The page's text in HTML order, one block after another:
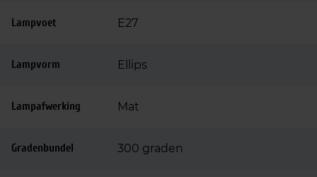
Lampvoet E27
Lampvorm Ellips
Lampafwerking Mat
Gradenbundel 300 graden